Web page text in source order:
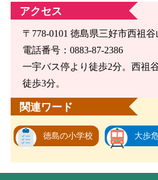
アクセス
〒778-0101 徳島県三好市西祖谷
電話番号：0883-87-2386
一宇バス停より徒歩2分。西祖
徒歩3分。
関連ワード
徳島の小学校 大歩